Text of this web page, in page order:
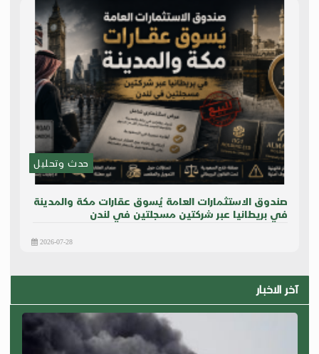
حدث وتحليل
صندوق الاستثمارات العامة يُسوق عقارات مكة والمدينة
في بريطانيا عبر شركتين مسجلتين في لندن
2026-07-28
آخر الاخبار